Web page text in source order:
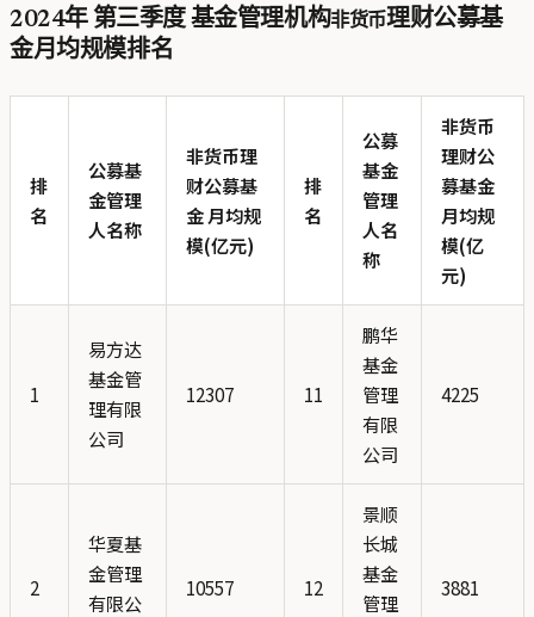
2024年 第三季度 基金管理机构非货币理财公募基
金月均规模排名
排
名
公募基
金管理
人名称
非货币理
财公募基
金 月均规
模(亿元)
排
名
公募
基金
管理
人名
称
非货币
理财公
募基金
月均规
模(亿
元)
1
易方达
基金管
理有限
公司
12307 11
鹏华
基金
管理
有限
公司
4225
2
华夏基
金管理
有限公
10557 12
景顺
长城
基金
管理
3881